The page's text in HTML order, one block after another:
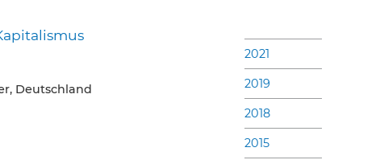
2021
2019
2018
2015
Deutschland